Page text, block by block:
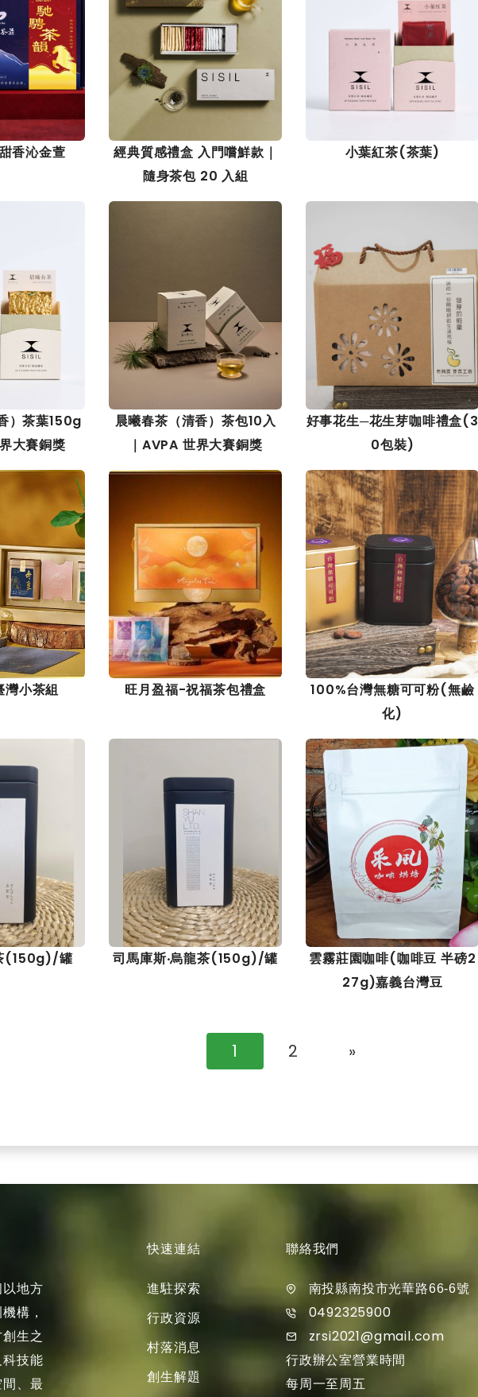
香沁金萱
經典質感禮盒 入門嚐鮮款｜
隨身茶包 20 入組
小葉紅茶(茶葉)
）茶葉150g
大賽銅獎
晨曦春茶（清香）茶包10入
｜AVPA 世界大賽銅獎
好事花生─花生芽咖啡禮盒(3
0包裝)
灣小茶組 旺月盈福-祝福茶包禮盒
100%台灣無糖可可粉(無鹼
化)
(150g)/罐 司馬庫斯‧烏龍茶(150g)/罐
雲霧莊園咖啡(咖啡豆 半磅2
27g)嘉義台灣豆
1 2 »
以地方
構，
生之
科技能
間、最
快速連結
進駐探索
行政資源
村落消息
創生解題
聯絡我們
南投縣南投市光華路66-6號
0492325900
zrsi2021@gmail.com
行政辦公室營業時間
每周一至周五